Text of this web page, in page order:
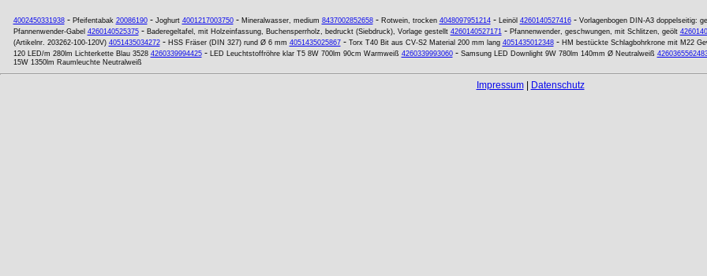
4002450331938- Pfeifentabak 20086190- Joghurt 4001217003750- Mineralwasser, medium 8437002852658- Rotwein, trocken 4048097951214- Leinöl 4260140527416- Vorlagenbogen DIN-A3 doppelseitig:
Pfannenwender-Gabel 4260140525375- Baderegeltafel, mit Holzeinfassung, Buchensperrholz, bedruckt (Siebdruck), Vorlage gestellt 4260140527171- Pfannenwender, geschwungen, mit Schlitzen, geölt
(Artikelnr. 203262-100-120V) 4051435034272- HSS Fräser (DIN 327) rund Ø 6 mm 4051435025867- Torx T40 Bit aus CV-S2 Material 200 mm lang 4051435012348- HM bestückte Schlagbohrkrone mit M22
120 LED/m 280lm Lichterkette Blau 3528 4260339994425- LED Leuchtstoffröhre klar T5 8W 700lm 90cm Warmweiß 4260339993060- Samsung LED Downlight 9W 780lm 140mm Ø Neutralweiß
15W 1350lm Raumleuchte Neutralweiß
Impressum| Datenschutz